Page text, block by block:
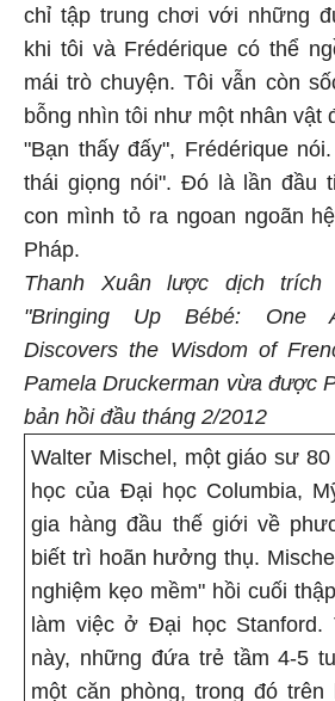
chỉ tập trung chơi với những
khi tôi và Frédérique có thể
mái trò chuyện. Tôi vẫn còn
bỗng nhìn tôi như một nhân vật
"Bạn thấy đấy", Frédérique
thái giọng nói". Đó là lần đầu
con mình tỏ ra ngoan ngoãn
Pháp.
Thanh Xuân lược dịch trích
"Bringing Up Bébé: One
Discovers the Wisdom of
Pamela Druckerman vừa được
bản hồi đầu tháng 2/2012
Walter Mischel, một giáo sư
học của Đại học Columbia,
gia hàng đầu thế giới về
biết trì hoãn hưởng thụ.
nghiệm kẹo mềm" hồi cuối
làm việc ở Đại học Stanford.
này, những đứa trẻ tầm 4-5
một căn phòng, trong đó trên